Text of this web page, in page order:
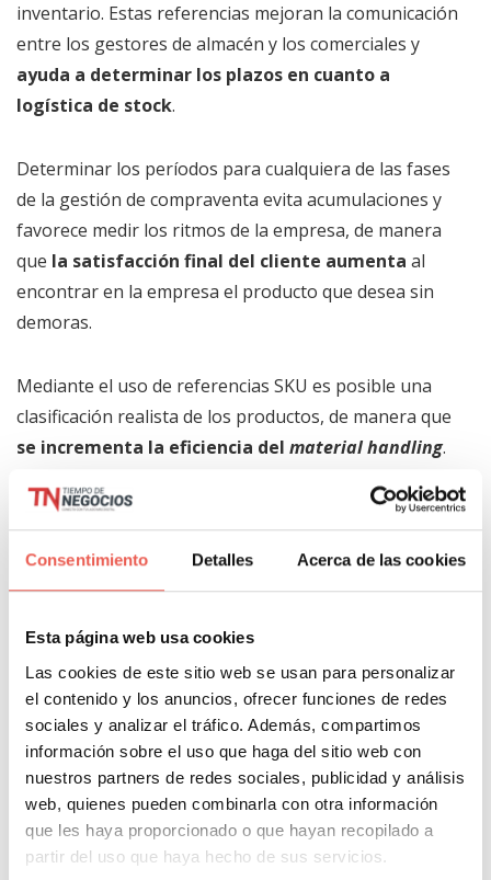
Consentimiento Detalles Acerca de las cookies
Esta página web usa cookies
Las cookies de este sitio web se usan para personalizar
el contenido y los anuncios, ofrecer funciones de redes
sociales y analizar el tráfico. Además, compartimos
información sobre el uso que haga del sitio web con
nuestros partners de redes sociales, publicidad y análisis
web, quienes pueden combinarla con otra información
que les haya proporcionado o que hayan recopilado a
partir del uso que haya hecho de sus servicios.
inventario. Estas referencias mejoran la comunicación
entre los gestores de almacén y los comerciales y
ayuda a determinar los plazos en cuanto a
logística de stock.
Determinar los períodos para cualquiera de las fases
de la gestión de compraventa evita acumulaciones y
favorece medir los ritmos de la empresa, de manera
que la satisfacción final del cliente aumenta al
encontrar en la empresa el producto que desea sin
demoras.
Mediante el uso de referencias SKU es posible una
clasificación realista de los productos, de manera que
se incrementa la eficiencia del material handling.
que se reduce el coste empresarial.
Si bien los códigos SKU aportan una mejora en la
exceso de referencias no es la mejor opción
racionalización debe realizarse bajo los parámetros
del principio de pareto: sustituyendo los productos
con menor demanda por aquellos más exitosos de
forma metódica y precisa.
Todo este análisis permite dilucidar que un buen uso
de los SKU permitirá que el usuario elija el producto